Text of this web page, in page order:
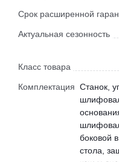
Срок расширенной
Актуальная сезонность
Класс товара
Комплектация Станок,
боковой
стола,